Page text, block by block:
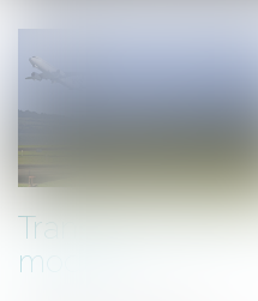
Transport aérien
modifié